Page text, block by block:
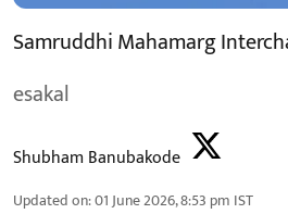
Samruddhi Mahamarg
esakal
Shubham Banubakode
Updated on:01 June 2026, 8:53 pm IST